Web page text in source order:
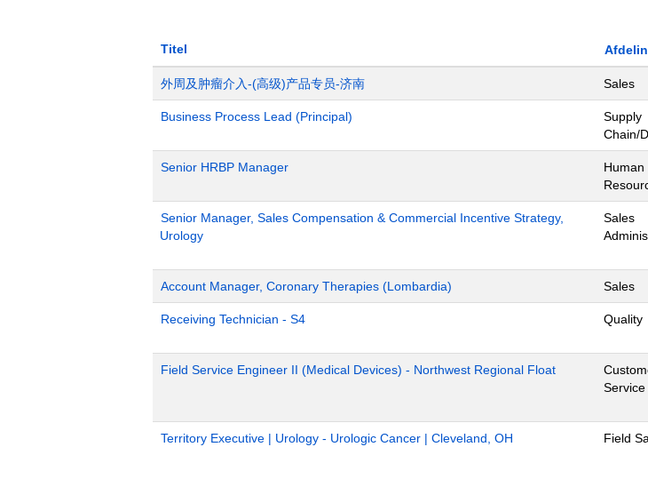
Titel
外周及肿瘤介入-(高级)产品专员-济南 Sales
Business Process Lead (Principal)
Supply
Chain/
Senior HRBP Manager
Human
Senior Manager, Sales Compensation & Commercial Incentive Strategy,
Urology
Sales
Account Manager, Coronary Therapies (Lombardia) Sales
Receiving Technician - S4 Quality
Field Service Engineer II (Medical Devices) - Northwest Regional Float
Service
Territory Executive | Urology - Urologic Cancer | Cleveland, OH Field